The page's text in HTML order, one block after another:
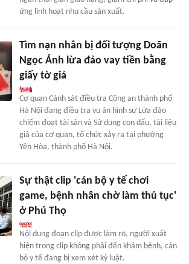
ứng linh hoạt nhu cầu sản xuất.
Tìm nạn nhân bị đối tượng Doãn
Ngọc Ánh lừa đảo vay tiền bằng
giấy tờ giả
Cơ quan Cảnh sát điều tra Công an thành phố
Hà Nội đang điều tra vụ án hình sự Lừa đảo
chiếm đoạt tài sản và Sử dụng con dấu, tài liệu
giả của cơ quan, tổ chức xảy ra tại phường
Yên Hòa, thành phố Hà Nội.
Sự thật clip 'cán bộ y tế chơi
game, bệnh nhân chờ làm thủ tục'
ở Phú Thọ
Nội dung đoạn clip được làm rõ, người xuất
hiện trong clip không phải đến khám bệnh, cán
bộ y tế đang bị xem xét kỷ luật.